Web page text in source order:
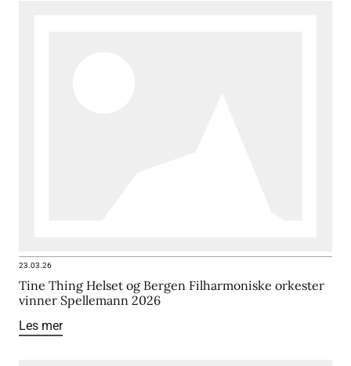
23.03.26
Tine Thing Helset og Bergen Filharmoniske orkester
vinner Spellemann 2026
Les mer